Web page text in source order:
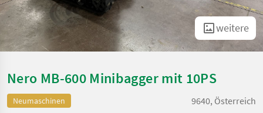
weitere
Nero MB-600 Minibagger mit 10PS
Neumaschinen 9640, Österreich